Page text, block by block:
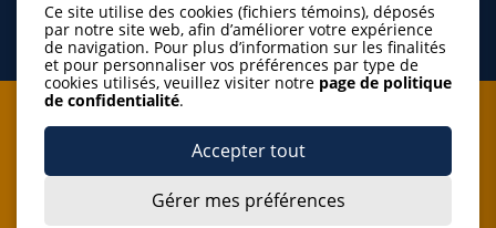
Je m'abonne à l'infolettre
J’accepte de m’abonner à l’infolettre de La Gazette de la
Ce site utilise des cookies (fichiers témoins), déposés
par notre site web, afin d’améliorer votre expérience
de navigation. Pour plus d’information sur les finalités
et pour personnaliser vos préférences par type de
cookies utilisés, veuillez visiter notre page de politique
de confidentialité.
Accepter tout
Gérer mes préférences